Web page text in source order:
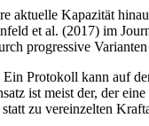
Kapazität
et al. (2017) im
progressive
Protokoll kann auf
ist meist der, der
zu vereinzelten